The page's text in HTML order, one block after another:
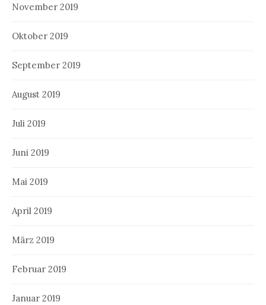
November 2019
Oktober 2019
September 2019
August 2019
Juli 2019
Juni 2019
Mai 2019
April 2019
März 2019
Februar 2019
Januar 2019